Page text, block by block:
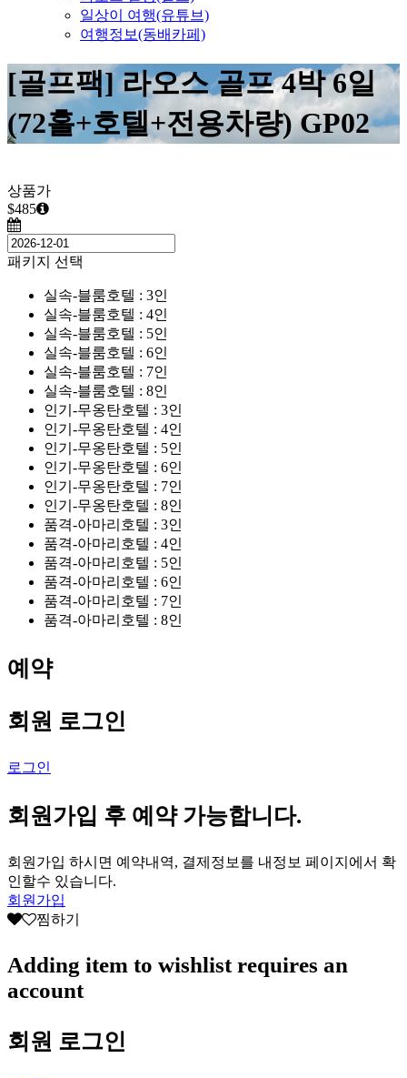
일상이 여행(유튜브)
여행정보(동배카페)
[골프팩] 라오스 골프 4박 6일
(72홀+호텔+전용차량) GP02
상품가
$485
패키지 선택
실속-블룸호텔 : 3인
실속-블룸호텔 : 4인
실속-블룸호텔 : 5인
실속-블룸호텔 : 6인
실속-블룸호텔 : 7인
실속-블룸호텔 : 8인
인기-무옹탄호텔 : 3인
인기-무옹탄호텔 : 4인
인기-무옹탄호텔 : 5인
인기-무옹탄호텔 : 6인
인기-무옹탄호텔 : 7인
인기-무옹탄호텔 : 8인
품격-아마리호텔 : 3인
품격-아마리호텔 : 4인
품격-아마리호텔 : 5인
품격-아마리호텔 : 6인
품격-아마리호텔 : 7인
품격-아마리호텔 : 8인
예약
회원 로그인
로그인
회원가입 후 예약 가능합니다.
회원가입 하시면 예약내역, 결제정보를 내정보 페이지에서 확
인할수 있습니다.
회원가입
찜하기
Adding item to wishlist requires an
account
회원 로그인